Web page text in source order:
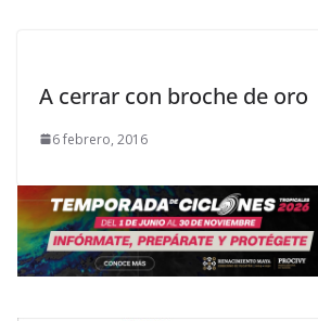
A cerrar con broche de oro
6 febrero, 2016